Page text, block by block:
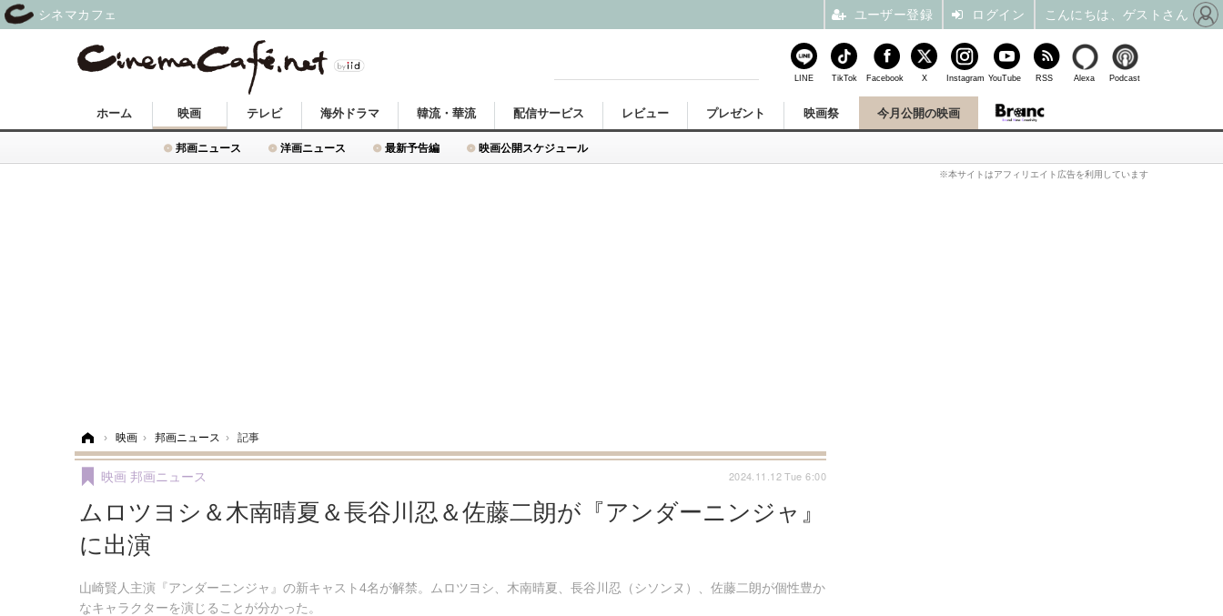
ホーム 映画
邦画ニュース 洋画ニュース 最新予告編 映画公開スケジュール
テレビ 海外ドラマ 韓流・華流 配信サービス レビュー プレゼント 映画祭 今月公開の映画
※本サイトはアフィリエイト広告を利用しています
› 映画 › 邦画ニュース › 記事
ムロツヨシ＆木南晴夏＆長谷川忍＆佐藤二朗が『アンダーニンジャ』
に出演
山崎賢人主演『アンダーニンジャ』の新キャスト4名が解禁。ムロツヨシ、木南晴夏、長谷川忍（シソンヌ）、佐藤二朗が個性豊か
なキャラクターを演じることが分かった。
映画 邦画ニュース 2024.11.12 Tue 6:00
LINE TikTok Facebook X Instagram YouTube RSS Alexa Podcast
シネマカフェ ユーザー登録 ログイン こんにちは、ゲストさん